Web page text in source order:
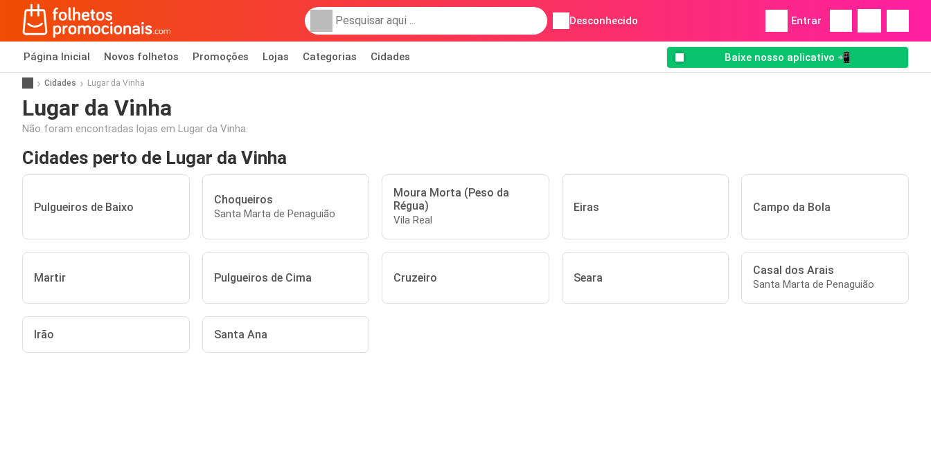
Desconhecido Entrar
Página Inicial Novos folhetos Promoções Lojas Categorias Cidades Baixe nosso aplicativo 📲
Cidades Lugar da Vinha
Lugar da Vinha
Não foram encontradas lojas em Lugar da Vinha.
Cidades perto de Lugar da Vinha
Pulgueiros de Baixo
Choqueiros
Santa Marta de Penaguião
Moura Morta (Peso da
Régua)
Vila Real
Eiras Campo da Bola
Martir Pulgueiros de Cima Cruzeiro Seara
Casal dos Arais
Santa Marta de Penaguião
Irão Santa Ana